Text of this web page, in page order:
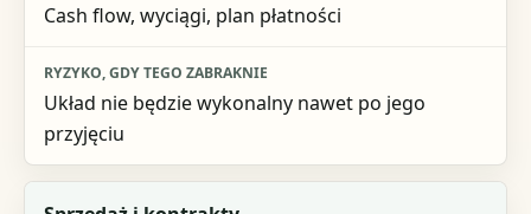
Cash flow, wyciągi, plan płatności
Układ nie będzie wykonalny nawet po jego
przyjęciu